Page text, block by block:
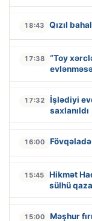
18:43 Qızıl
17:38
“Toy
17:32
İşlədiyi
saxlanıldı
16:00
15:45
Hikmət
sülhü
15:00 Məşhur